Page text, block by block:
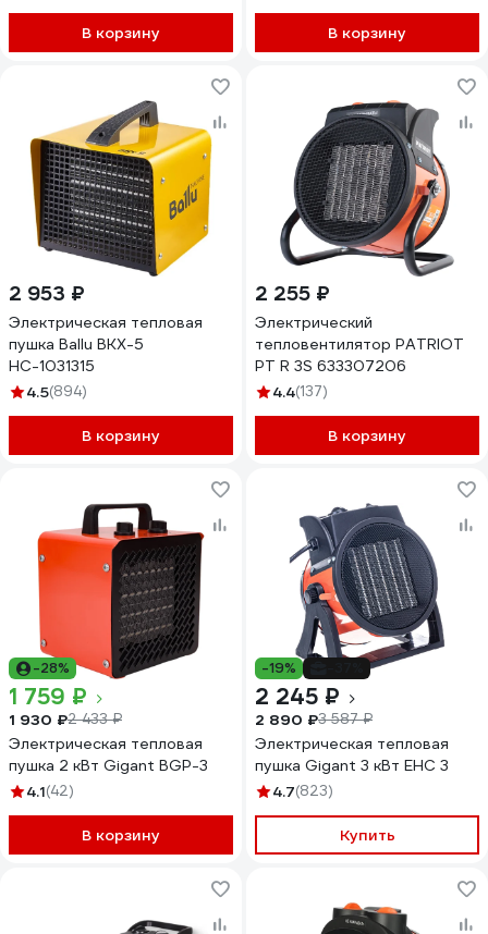
В корзину В корзину
2 953 ₽
Электрическая тепловая
пушка Ballu BKX-5
НС-1031315
4.5(894)
В корзину
2 255 ₽
Электрический
тепловентилятор PATRIOT
PT R 3S 633307206
4.4(137)
В корзину
-28%
1 759 ₽
1 930 ₽2 433 ₽
Электрическая тепловая
пушка 2 кВт Gigant BGP-3
4.1(42)
В корзину
-19%
2 245 ₽
2 890 ₽3 587 ₽
Электрическая тепловая
пушка Gigant 3 кВт EHC 3
4.7(823)
Купить